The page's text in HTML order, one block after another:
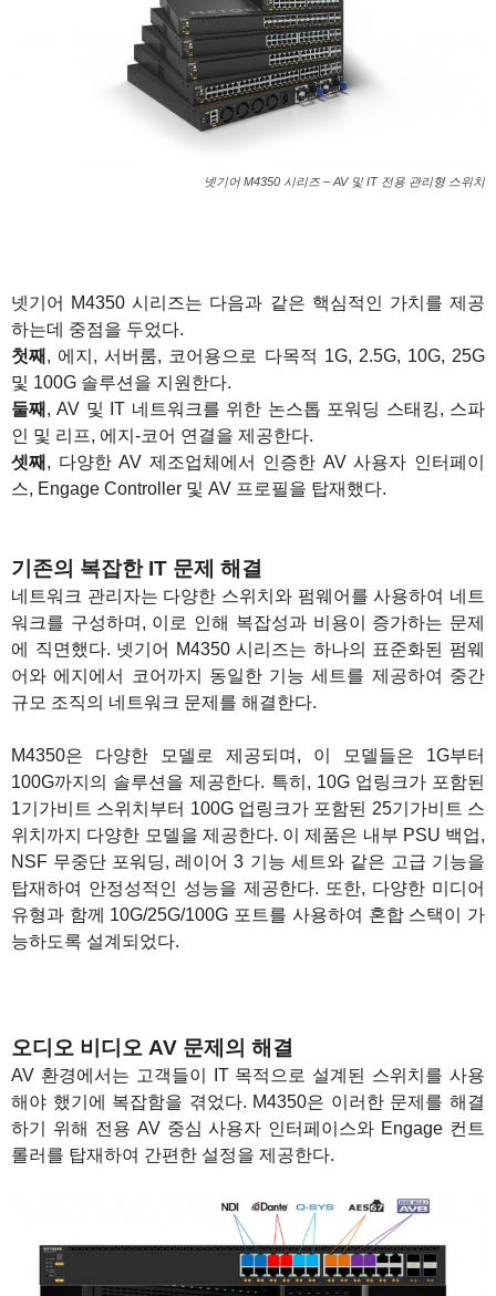
넷기어 M4350 시리즈 – AV 및 IT 전용 관리형 스위치
넷기어 M4350 시리즈는 다음과 같은 핵심적인 가치를 제공
하는데 중점을 두었다.
첫째 , 에지, 서버룸, 코어용으로 다목적 1G, 2.5G, 10G, 25G
및 100G 솔루션을 지원한다.
둘째 , AV 및 IT 네트워크를 위한 논스톱 포워딩 스태킹, 스파
인 및 리프, 에지-코어 연결을 제공한다.
셋째 , 다양한 AV 제조업체에서 인증한 AV 사용자 인터페이
스, Engage Controller 및 AV 프로필을 탑재했다.
기존의 복잡한 IT 문제 해결
네트워크 관리자는 다양한 스위치와 펌웨어를 사용하여 네트
워크를 구성하며, 이로 인해 복잡성과 비용이 증가하는 문제
에 직면했다. 넷기어 M4350 시리즈는 하나의 표준화된 펌웨
어와 에지에서 코어까지 동일한 기능 세트를 제공하여 중간
규모 조직의 네트워크 문제를 해결한다.
M4350은 다양한 모델로 제공되며, 이 모델들은 1G부터
100G까지의 솔루션을 제공한다. 특히, 10G 업링크가 포함된
1기가비트 스위치부터 100G 업링크가 포함된 25기가비트 스
위치까지 다양한 모델을 제공한다. 이 제품은 내부 PSU 백업,
NSF 무중단 포워딩, 레이어 3 기능 세트와 같은 고급 기능을
탑재하여 안정성적인 성능을 제공한다. 또한, 다양한 미디어
유형과 함께 10G/25G/100G 포트를 사용하여 혼합 스택이 가
능하도록 설계되었다.
오디오 비디오 AV 문제의 해결
AV 환경에서는 고객들이 IT 목적으로 설계된 스위치를 사용
해야 했기에 복잡함을 겪었다. M4350은 이러한 문제를 해결
하기 위해 전용 AV 중심 사용자 인터페이스와 Engage 컨트
롤러를 탑재하여 간편한 설정을 제공한다.